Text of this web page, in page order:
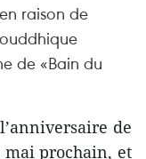
raison de
de «Bain du
de
mai prochain, et